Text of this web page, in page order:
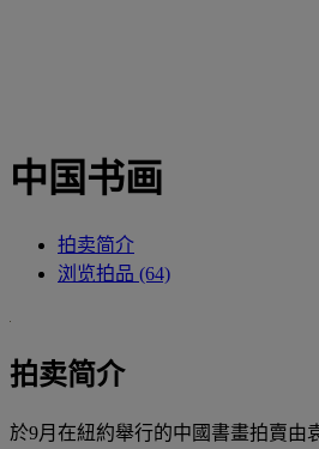
中国书画
拍卖简介
浏览拍品 (64)
拍卖简介
於9月在紐約舉行的中國書畫拍賣由